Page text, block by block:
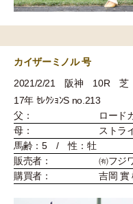
カイザーミノル 号
2021/2/21 阪神 10R 芝
17年 ｾﾚｸｼｮﾝS no.213
父：
ロード
母：
ストラ
馬齢：5 / 性：牡
販売者：
㈲フジ
購買者：
吉岡 實